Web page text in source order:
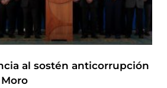
al sostén anticorrupción